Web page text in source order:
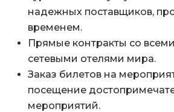
надежных поставщиков,
временем.
Прямые контракты со
сетевыми отелями мира.
Заказ билетов на
посещение
мероприятий.